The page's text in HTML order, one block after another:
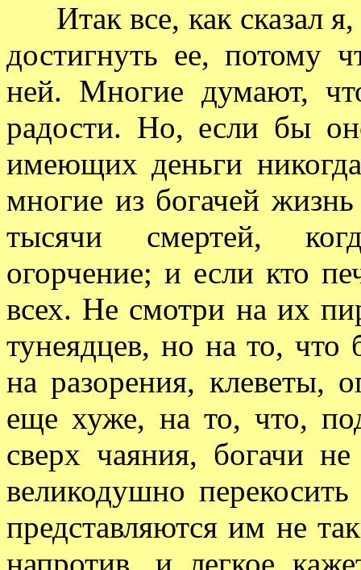
Итак все, как сказал я,
достигнуть ее, потому
ней. Многие думают,
радости. Но, если бы
имеющих деньги
многие из богачей
тысячи смертей,
огорчение; и если кто
всех. Не смотри на их
тунеядцев, но на то, что
на разорения, клеветы,
еще хуже, на то, что,
сверх чаяния, богачи
великодушно
представляются им не